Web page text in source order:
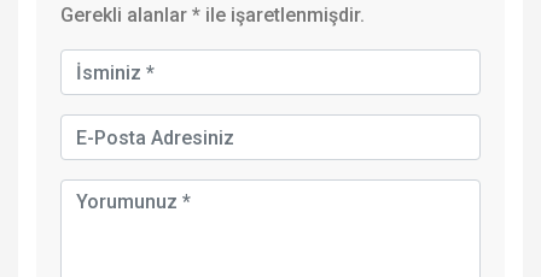
Gerekli alanlar * ile işaretlenmişdir.